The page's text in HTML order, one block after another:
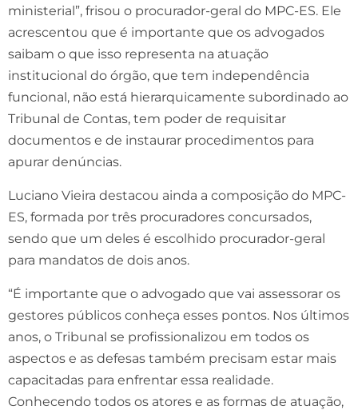
ministerial”, frisou o procurador-geral do MPC-ES. Ele
acrescentou que é importante que os advogados
saibam o que isso representa na atuação
institucional do órgão, que tem independência
funcional, não está hierarquicamente subordinado ao
Tribunal de Contas, tem poder de requisitar
documentos e de instaurar procedimentos para
apurar denúncias.
Luciano Vieira destacou ainda a composição do MPC-
ES, formada por três procuradores concursados,
sendo que um deles é escolhido procurador-geral
para mandatos de dois anos.
“É importante que o advogado que vai assessorar os
gestores públicos conheça esses pontos. Nos últimos
anos, o Tribunal se profissionalizou em todos os
aspectos e as defesas também precisam estar mais
capacitadas para enfrentar essa realidade.
Conhecendo todos os atores e as formas de atuação,